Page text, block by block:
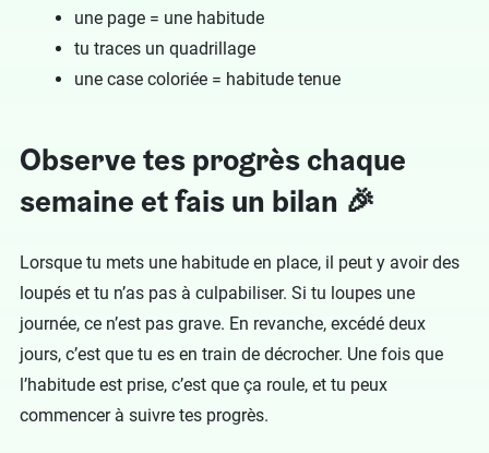
une page = une habitude
tu traces un quadrillage
une case coloriée = habitude tenue
Observe tes progrès chaque
semaine et fais un bilan 🎉
Lorsque tu mets une habitude en place, il peut y avoir des
loupés et tu n’as pas à culpabiliser. Si tu loupes une
journée, ce n’est pas grave. En revanche, excédé deux
jours, c’est que tu es en train de décrocher. Une fois que
l’habitude est prise, c’est que ça roule, et tu peux
commencer à suivre tes progrès.